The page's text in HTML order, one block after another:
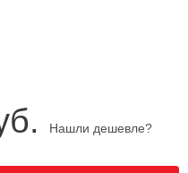
Нашли дешевле?